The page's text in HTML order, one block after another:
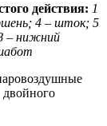
действия: 1
4 – шток; 5
– нижний